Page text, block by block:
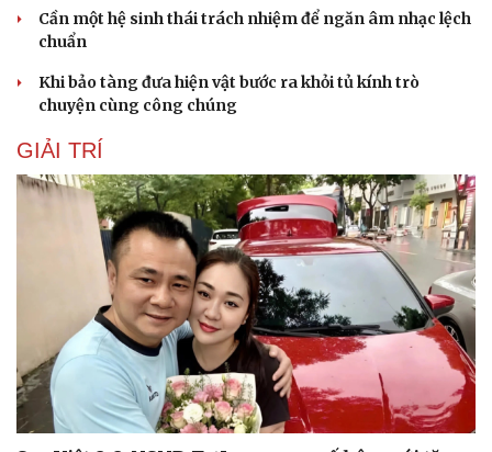
Cần một hệ sinh thái trách nhiệm để ngăn âm nhạc lệch
chuẩn
Khi bảo tàng đưa hiện vật bước ra khỏi tủ kính trò
chuyện cùng công chúng
GIẢI TRÍ